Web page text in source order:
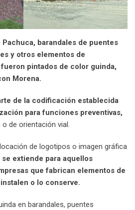
Pachuca, barandales de puentes
y otros elementos de
pintados de color guinda,
Morena.
de la codificación establecida
para funciones preventivas,
de orientación vial.
de logotipos o imagen gráfica
se extiende para aquellos
que fabrican elementos de
o lo conserve.
en barandales, puentes